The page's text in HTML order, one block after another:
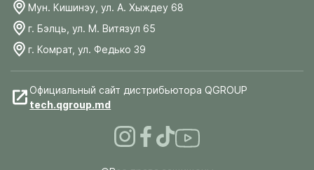
Мун. Кишинэу, ул. А. Хыждеу 68
г. Бэлць, ул. М. Витязул 65
г. Комрат, ул. Федько 39
Официальный сайт дистрибьютора QGROUP
tech.qgroup.md